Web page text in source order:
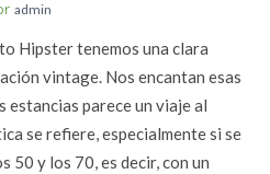
admin
Hipster tenemos una clara
vintage. Nos encantan esas
estancias parece un viaje al
se refiere, especialmente si se
50 y los 70, es decir, con un